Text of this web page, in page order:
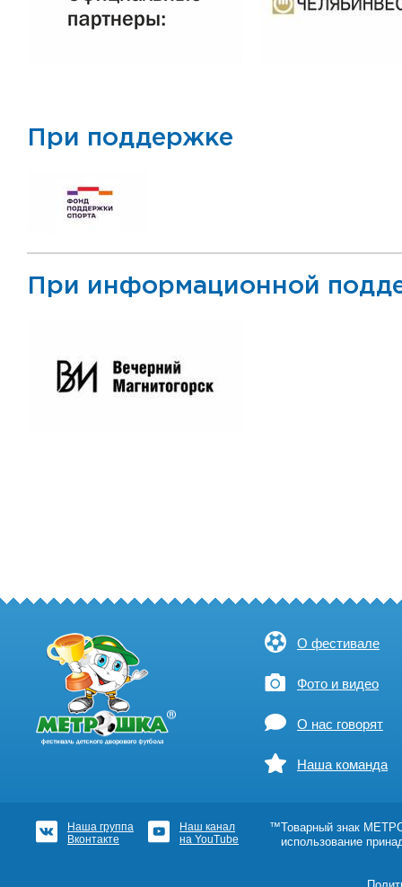
При поддержке
При информационной
О фестивале
Фото и видео
О нас говорят
Наша команда
Наша группа
Вконтакте
Наш канал
на YouTube
™Товарный знак
использование